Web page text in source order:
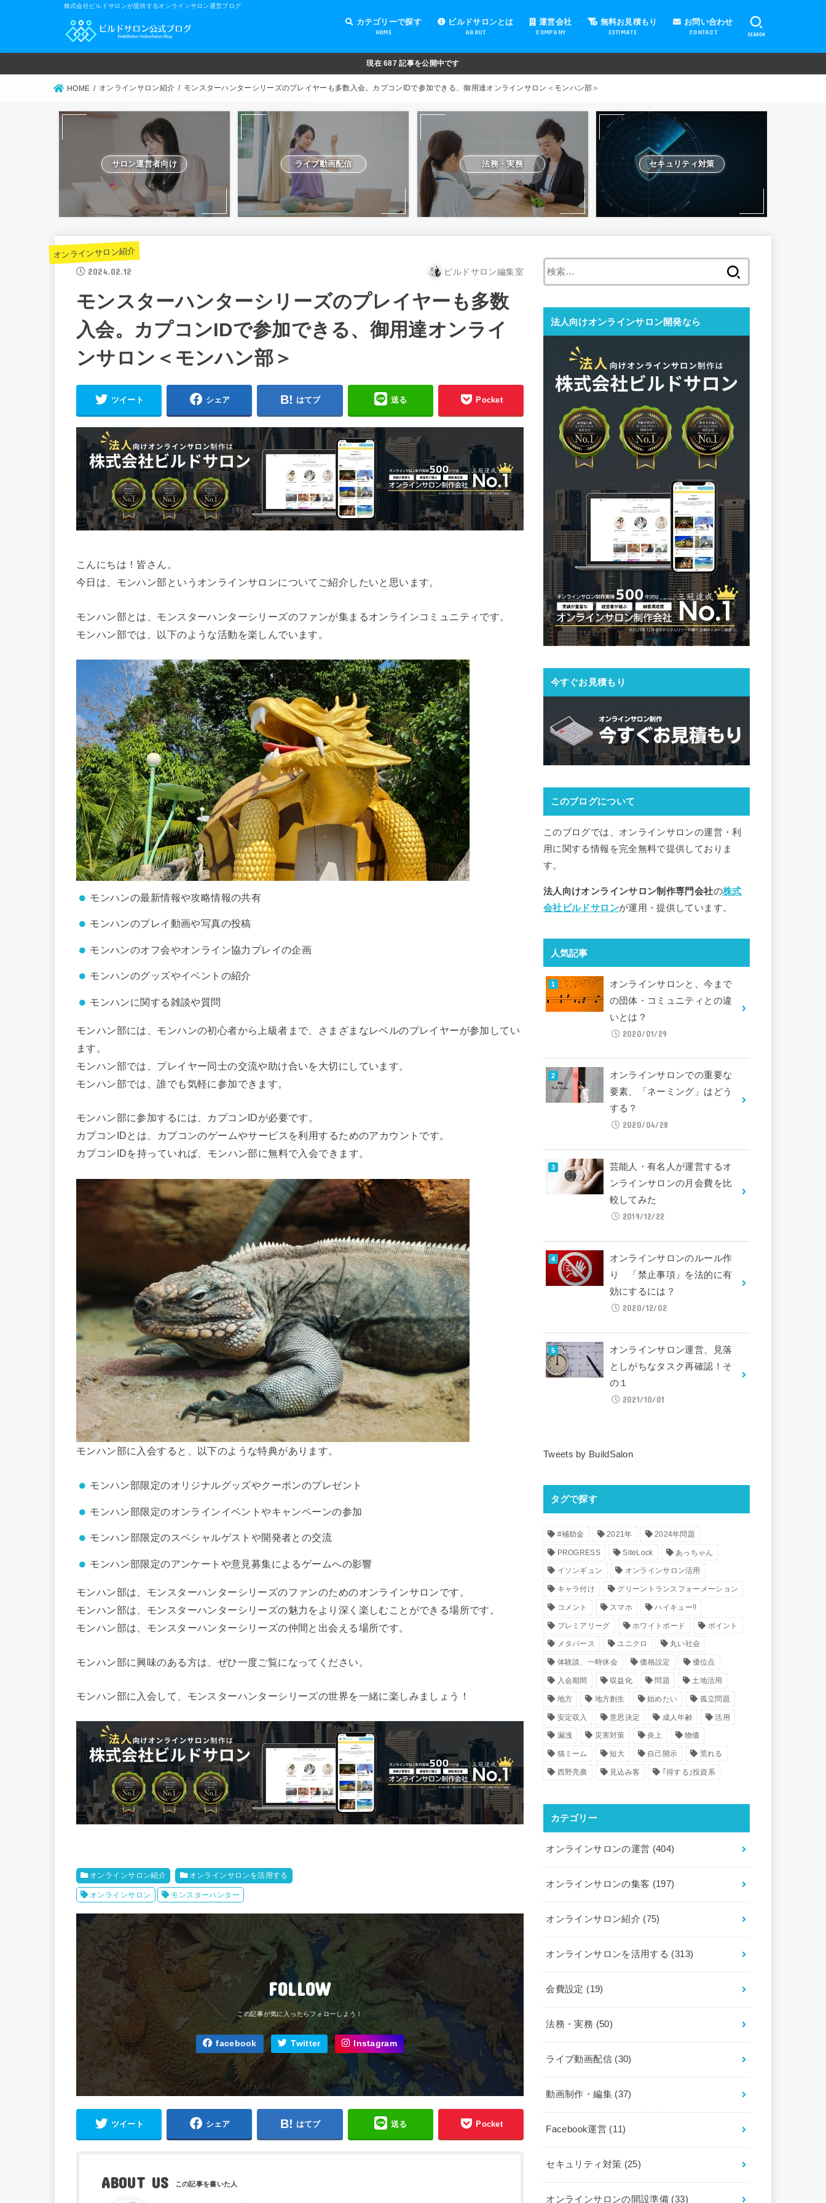
株式会社ビルドサロンが提供するオンラインサロン運営ブログ
カテゴリーで探す
HOME
オンラインサロンの運営
オンラインサロンの集客
オンラインサロンの紹介
オンラインサロンの活用
法務・実務
ライブ動画配信
動画制作・編集
セキュリティ対策
Facebook運営
会費設定
オンラインサロンの開設準備
道具・機材紹介と解説
NFT
ビルドサロンとは
ABOUT
運営会社
COMPANY
無料お見積もり
ESTIMATE
お問い合わせ
CONTACT SEARCH
現在687 記事を公開中です
HOME オンラインサロン紹介 モンスターハンターシリーズのプレイヤーも多数入会。カプコンIDで参加できる、御用達オンラインサロン＜モンハン部＞
サロン運営者向け ライブ動画配信 法務・実務 セキュリティ対策
オンラインサロン紹介
2024.02.12 ビルドサロン編集室
モンスターハンターシリーズのプレイヤーも多数
入会。カプコンIDで参加できる、御用達オンライ
ンサロン＜モンハン部＞
ツイート シェア はてブ 送る Pocket
こんにちは！皆さん。
今日は、モンハン部というオンラインサロンについてご紹介したいと思います。
モンハン部とは、モンスターハンターシリーズのファンが集まるオンラインコミュニティです。
モンハン部では、以下のような活動を楽しんでいます。
モンハンの最新情報や攻略情報の共有
モンハンのプレイ動画や写真の投稿
モンハンのオフ会やオンライン協力プレイの企画
モンハンのグッズやイベントの紹介
モンハンに関する雑談や質問
モンハン部には、モンハンの初心者から上級者まで、さまざまなレベルのプレイヤーが参加してい
ます。
モンハン部では、プレイヤー同士の交流や助け合いを大切にしています。
モンハン部では、誰でも気軽に参加できます。
モンハン部に参加するには、カプコンIDが必要です。
カプコンIDとは、カプコンのゲームやサービスを利用するためのアカウントです。
カプコンIDを持っていれば、モンハン部に無料で入会できます。
モンハン部に入会すると、以下のような特典があります。
モンハン部限定のオリジナルグッズやクーポンのプレゼント
モンハン部限定のオンラインイベントやキャンペーンの参加
モンハン部限定のスペシャルゲストや開発者との交流
モンハン部限定のアンケートや意見募集によるゲームへの影響
モンハン部は、モンスターハンターシリーズのファンのためのオンラインサロンです。
モンハン部は、モンスターハンターシリーズの魅力をより深く楽しむことができる場所です。
モンハン部は、モンスターハンターシリーズの仲間と出会える場所です。
モンハン部に興味のある方は、ぜひ一度ご覧になってください。
モンハン部に入会して、モンスターハンターシリーズの世界を一緒に楽しみましょう！
オンラインサロン紹介 オンラインサロンを活用する
オンラインサロン モンスターハンター
FOLLOW
facebook Twitter Instagram
ツイート シェア はてブ 送る Pocket
ABOUT US
法人向けオンラインサロン開発なら
今すぐお見積もり
このブログについて
このブログでは、オンラインサロンの運営・利
用に関する情報を完全無料で提供しておりま
す。
法人向けオンラインサロン制作専門会社の株式
会社ビルドサロンが運用・提供しています。
人気記事
オンラインサロンと、今まで
の団体・コミュニティとの違
いとは？
2020/01/29
オンラインサロンでの重要な
要素、「ネーミング」はどう
する？
2020/04/28
芸能人・有名人が運営するオ
ンラインサロンの月会費を比
較してみた
2019/12/22
オンラインサロンのルール作
り 「禁止事項」を法的に有
効にするには？
2020/12/02
オンラインサロン運営、見落
としがちなタスク再確認！そ
の１
2021/10/01
Tweets by BuildSalon
タグで探す
#補助金 2021年 2024年問題
PROGRESS SiteLock あっちゃん
イソンギュン オンラインサロン活用
キャラ付け グリーントランスフォーメーション
コメント スマホ ハイキュー!!
プレミアリーグ ホワイトボード ポイント
メタバース ユニクロ 丸い社会
体験談、一時休会 価格設定 優位点
入会期間 収益化 問題 土地活用
地方 地方創生 始めたい 孤立問題
安定収入 意思決定 成人年齢 活用
漏洩 災害対策 炎上 物価
猫ミーム 短大 自己開示 荒れる
西野亮廣 見込み客 ｢得する｣投資系
カテゴリー
オンラインサロンの運営 (404)
オンラインサロンの集客 (197)
オンラインサロン紹介 (75)
オンラインサロンを活用する (313)
会費設定 (19)
法務・実務 (50)
ライブ動画配信 (30)
動画制作・編集 (37)
Facebook運営 (11)
セキュリティ対策 (25)
オンラインサロンの開設準備 (33)